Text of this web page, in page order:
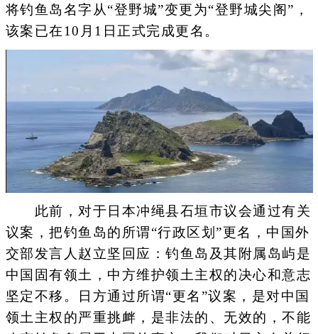
将钓鱼岛名字从“登野城”变更为“登野城尖阁”，
该案已在10月1日正式完成更名。
此前，对于日本冲绳县石垣市议会通过有关
议案，把钓鱼岛的所谓“行政区划”更名，中国外
交部发言人赵立坚回应：钓鱼岛及其附属岛屿是
中国固有领土，中方维护领土主权的决心和意志
坚定不移。日方通过所谓“更名”议案，是对中国
领土主权的严重挑衅，是非法的、无效的，不能